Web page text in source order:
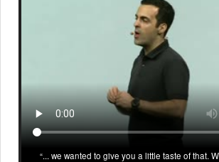
... we wanted to give you a little taste of that.